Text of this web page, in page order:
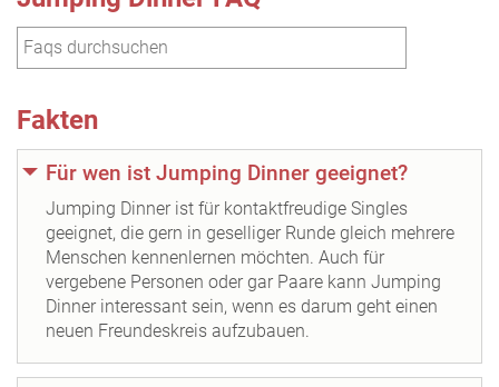
Fakten
Für wen ist Jumping Dinner geeignet?
Jumping Dinner ist für kontaktfreudige Singles
geeignet, die gern in geselliger Runde gleich mehrere
Menschen kennenlernen möchten. Auch für
vergebene Personen oder gar Paare kann Jumping
Dinner interessant sein, wenn es darum geht einen
neuen Freundeskreis aufzubauen.